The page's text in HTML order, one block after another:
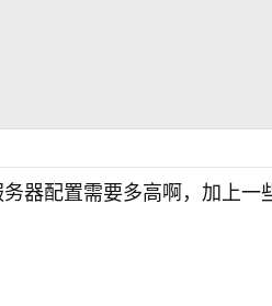
器配置需要多高啊，加上